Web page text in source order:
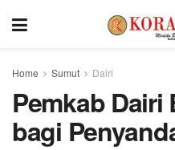
Home Sumut Dairi
Pemkab Dairi
bagi